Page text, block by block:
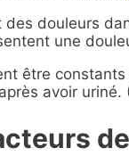
douleurs
une
être
avoir uriné.